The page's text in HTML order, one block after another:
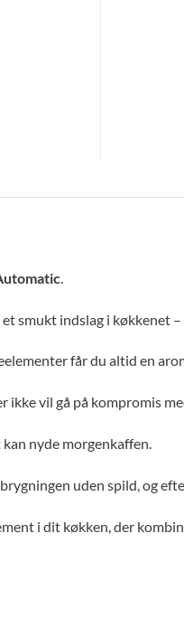
smukt indslag i køkkenet
får du altid en
vil gå på kompromis
nyde morgenkaffen.
uden spild, og
i dit køkken, der